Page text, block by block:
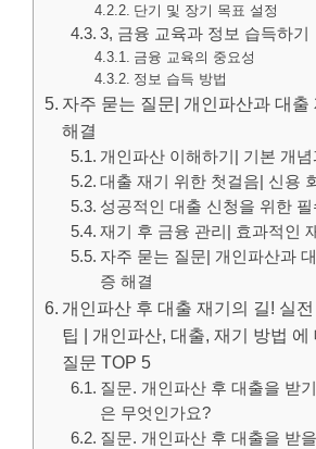
단기 및 장기 목표 설정
3, 금융 교육과 정보 습득하기
금융 교육의 중요성
정보 습득 방법
자주 묻는 질문| 개인파산과 대출
해결
개인파산 이해하기| 기본 개념
대출 재기 위한 첫걸음| 신용
성공적인 대출 신청을 위한 필
재기 후 금융 관리| 효과적인
자주 묻는 질문| 개인파산과
증 해결
개인파산 후 대출 재기의 길! 실
팁 | 개인파산, 대출, 재기 방법 에
질문 TOP 5
질문. 개인파산 후 대출을 받
은 무엇인가요?
질문. 개인파산 후 대출을 받